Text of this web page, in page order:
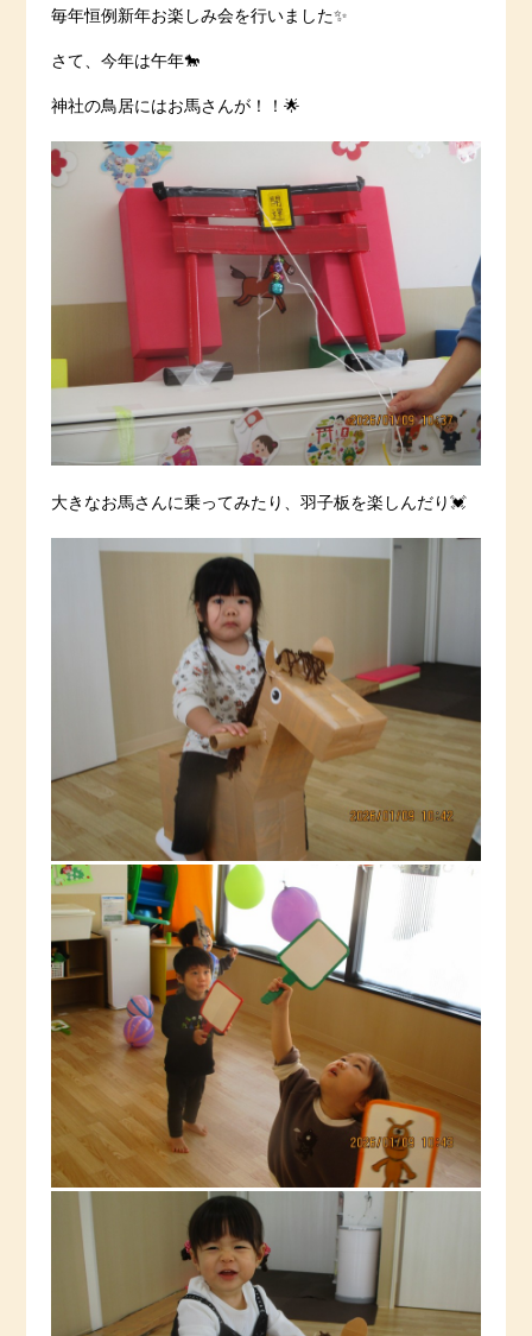
毎年恒例新年お楽しみ会を行いました✨
さて、今年は午年🐎
神社の鳥居にはお馬さんが！！🌟
大きなお馬さんに乗ってみたり、羽子板を楽しんだり💓